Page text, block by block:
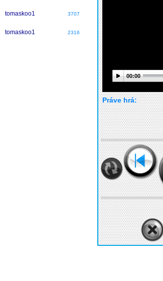
tomaskoo1 3707
tomaskoo1 2316
00:00
Práve hrá: